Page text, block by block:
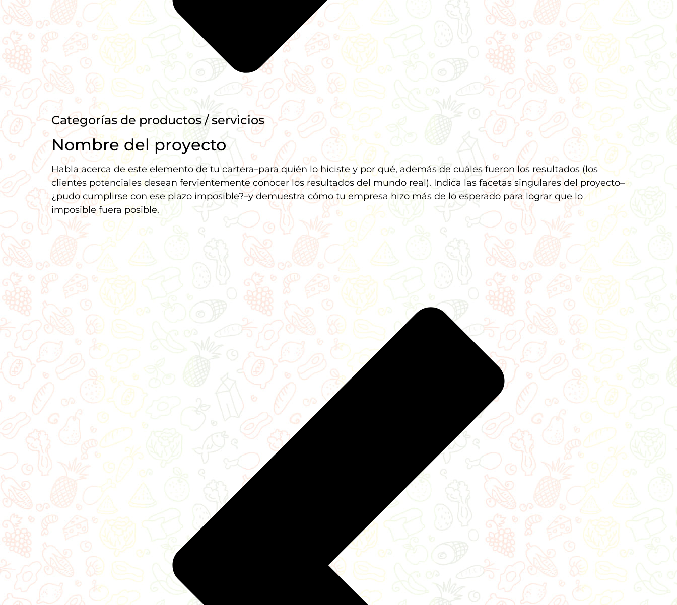
Categorías de productos / servicios
Nombre del proyecto
Habla acerca de este elemento de tu cartera–para quién lo hiciste y por qué, además de cuáles fueron los resultados (los
clientes potenciales desean fervientemente conocer los resultados del mundo real). Indica las facetas singulares del proyecto–
¿pudo cumplirse con ese plazo imposible?–y demuestra cómo tu empresa hizo más de lo esperado para lograr que lo
imposible fuera posible.